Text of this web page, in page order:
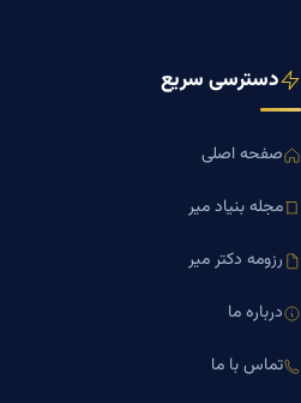
دسترسی سریع
صفحه اصلی
مجله بنیاد میر
رزومه دکتر میر
درباره ما
تماس با ما